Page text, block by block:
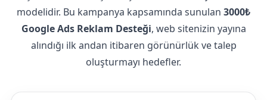
modelidir. Bu kampanya kapsamında sunulan 3000₺
Google Ads Reklam Desteği, web sitenizin yayına
alındığı ilk andan itibaren görünürlük ve talep
oluşturmayı hedefler.